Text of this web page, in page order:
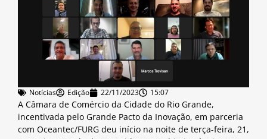
Notícias Edição 22/11/2023 15:07
A Câmara de Comércio da Cidade do Rio Grande,
incentivada pelo Grande Pacto da Inovação, em parceria
com Oceantec/FURG deu início na noite de terça-feira, 21,